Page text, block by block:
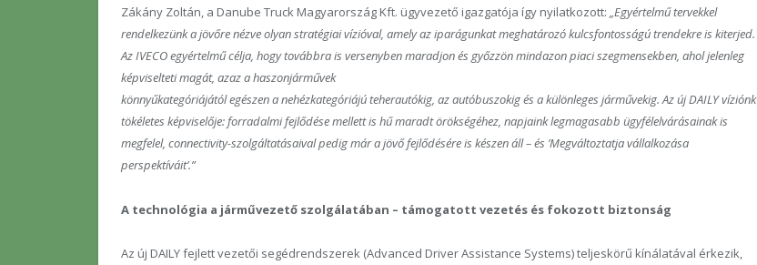
Zákány Zoltán, a Danube Truck Magyarország Kft. ügyvezető igazgatója így nyilatkozott: „Egyértelmű tervekkel
rendelkezünk a jövőre nézve olyan stratégiai vízióval, amely az iparágunkat meghatározó kulcsfontosságú trendekre is kiterjed.
Az IVECO egyértelmű célja, hogy továbbra is versenyben maradjon és győzzön mindazon piaci szegmensekben, ahol jelenleg
képviselteti magát, azaz a haszonjárművek
könnyűkategóriájától egészen a nehézkategóriájú teherautókig, az autóbuszokig és a különleges járművekig. Az új DAILY víziónk
tökéletes képviselője: forradalmi fejlődése mellett is hű maradt örökségéhez, napjaink legmagasabb ügyfélelvárásainak is
megfelel, connectivity-szolgáltatásaival pedig már a jövő fejlődésére is készen áll – és ’Megváltoztatja vállalkozása
perspektíváit’.”
A technológia a járművezető szolgálatában – támogatott vezetés és fokozott biztonság
Az új DAILY fejlett vezetői segédrendszerek (Advanced Driver Assistance Systems) teljeskörű kínálatával érkezik,